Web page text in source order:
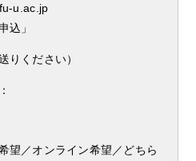
u.ac.jp
込」
りください）
望／オンライン希望／どちら